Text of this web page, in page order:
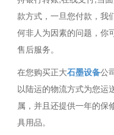
款方式，一旦您付款，我
何非人为因素的问题，你
售后服务。
在您购买正大石墨设备公
以陆运的物流方式为您运
属，并且还提供一年的保
具用品。